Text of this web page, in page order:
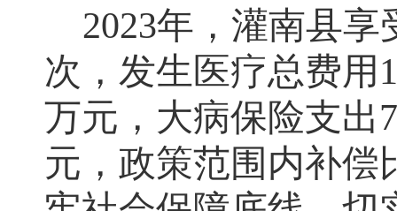
2023年 ， 灌南县享
次 ， 发生医疗总费用
万元 ， 大病保险支出
元 ， 政策范围内补偿